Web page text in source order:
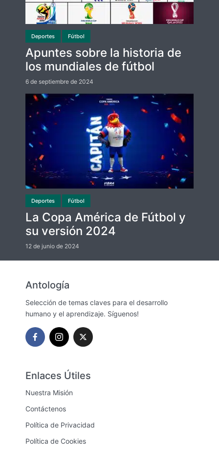
Deportes Fútbol
Apuntes sobre la historia de
los mundiales de fútbol
6 de septiembre de 2024
Deportes Fútbol
La Copa América de Fútbol y
su versión 2024
12 de junio de 2024
Antología
Selección de temas claves para el desarrollo
humano y el aprendizaje. Síguenos!
Enlaces Útiles
Nuestra Misión
Contáctenos
Política de Privacidad
Política de Cookies